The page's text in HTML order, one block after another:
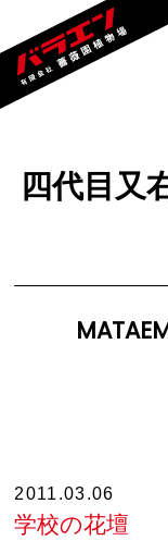
四代目又
2011.03.06
学校の花壇